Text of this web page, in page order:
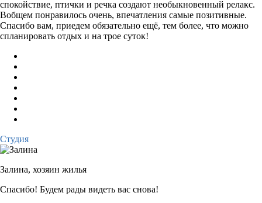
спокойствие, птички и речка создают необыкновенный релакс.
Вобщем понравилось очень, впечатления самые позитивные.
Спасибо вам, приедем обязательно ещё, тем более, что можно
спланировать отдых и на трое суток!
Студия
Залина, хозяин жилья
Спасибо! Будем рады видеть вас снова!